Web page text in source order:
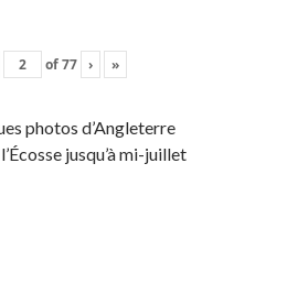
of77 › »
photos d’Angleterre
jusqu’à mi-juillet